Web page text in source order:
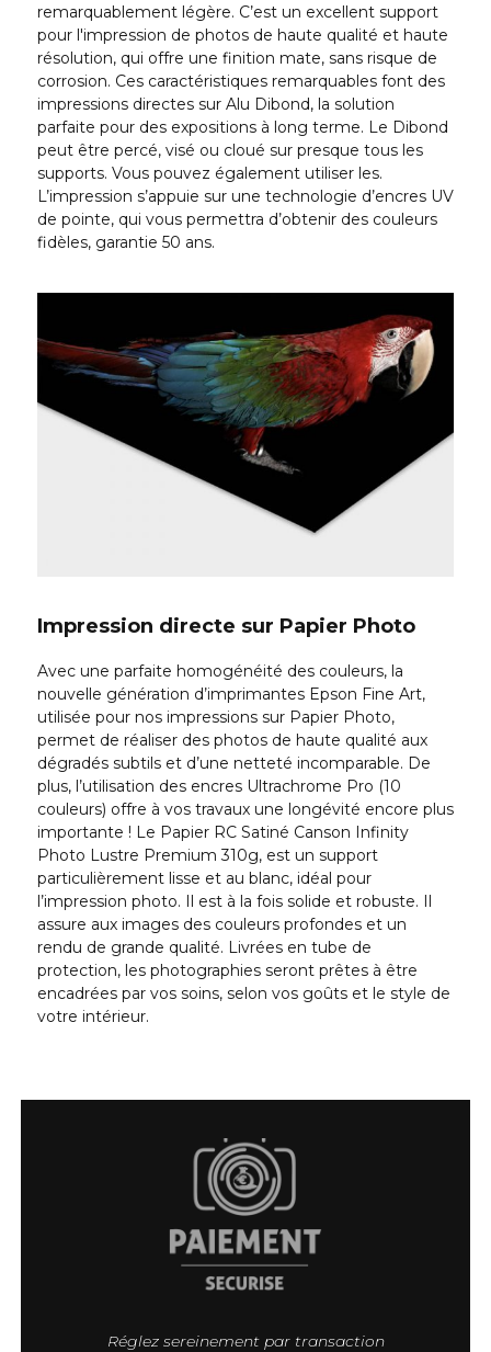
remarquablement légère. C’est un excellent support
pour l'impression de photos de haute qualité et haute
résolution, qui offre une finition mate, sans risque de
corrosion. Ces caractéristiques remarquables font des
impressions directes sur Alu Dibond, la solution
parfaite pour des expositions à long terme. Le Dibond
peut être percé, visé ou cloué sur presque tous les
supports. Vous pouvez également utiliser les.
L’impression s’appuie sur une technologie d’encres UV
de pointe, qui vous permettra d’obtenir des couleurs
fidèles, garantie 50 ans.
Impression directe sur Papier Photo
Avec une parfaite homogénéité des couleurs, la
nouvelle génération d’imprimantes Epson Fine Art,
utilisée pour nos impressions sur Papier Photo,
permet de réaliser des photos de haute qualité aux
dégradés subtils et d’une netteté incomparable. De
plus, l’utilisation des encres Ultrachrome Pro (10
couleurs) offre à vos travaux une longévité encore plus
importante ! Le Papier RC Satiné Canson Infinity
Photo Lustre Premium 310g, est un support
particulièrement lisse et au blanc, idéal pour
l’impression photo. Il est à la fois solide et robuste. Il
assure aux images des couleurs profondes et un
rendu de grande qualité. Livrées en tube de
protection, les photographies seront prêtes à être
encadrées par vos soins, selon vos goûts et le style de
votre intérieur.
Réglez sereinement par transaction